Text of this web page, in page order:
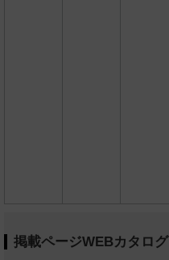
掲載ページWEBカタログ